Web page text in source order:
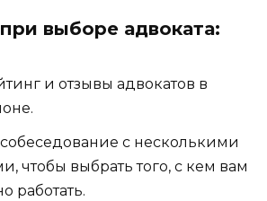
выборе адвоката:
и отзывы адвокатов в
с несколькими
чтобы выбрать того, с кем вам
работать.